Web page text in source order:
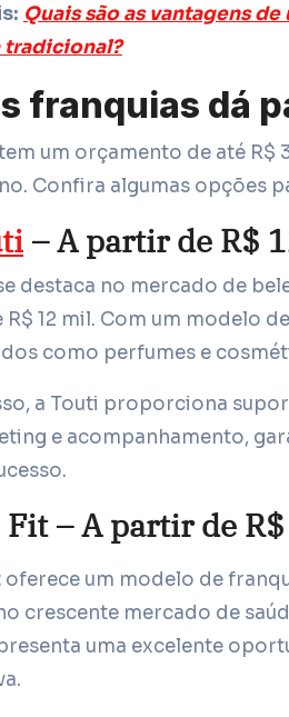
Quais são as vantagens
tradicional?
franquias dá
um orçamento de até
Confira algumas opções
– A partir de R$
destaca no mercado de
R$ 12 mil. Com um modelo
como perfumes e
a Touti proporciona
e acompanhamento,
Fit – A partir de
oferece um modelo de
crescente mercado de
uma excelente